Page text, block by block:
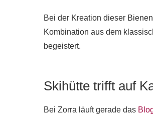
Bei der Kreation dieser
Kombination aus dem
begeistert.
Skihütte trifft auf
Bei Zorra läuft gerade das